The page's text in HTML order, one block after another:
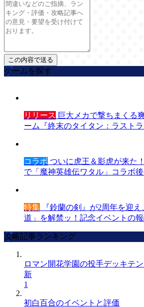
ゲームを探す
リリース 巨大メカで撃ちまくる
ーム『終末のタイタン：ラスト
コラボ ついに虎王＆影虎が来た
で「魔神英雄伝ワタル」コラボ後
特集 『鈴蘭の剣』が2周年を迎
道」を解禁ッ！記念イベントの
攻略記事ランキング
ロマン開花学園の投手デッキテ
新
1
初白百合のイベントと評価